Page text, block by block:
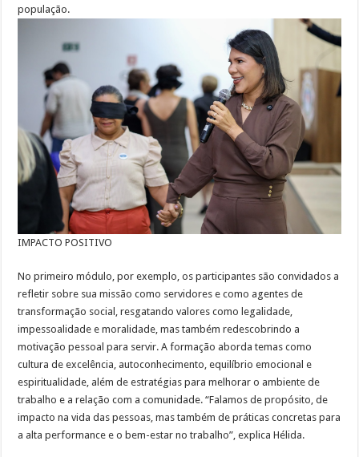
população.
IMPACTO POSITIVO
No primeiro módulo, por exemplo, os participantes são convidados a
refletir sobre sua missão como servidores e como agentes de
transformação social, resgatando valores como legalidade,
impessoalidade e moralidade, mas também redescobrindo a
motivação pessoal para servir. A formação aborda temas como
cultura de excelência, autoconhecimento, equilíbrio emocional e
espiritualidade, além de estratégias para melhorar o ambiente de
trabalho e a relação com a comunidade. “Falamos de propósito, de
impacto na vida das pessoas, mas também de práticas concretas para
a alta performance e o bem-estar no trabalho”, explica Hélida.